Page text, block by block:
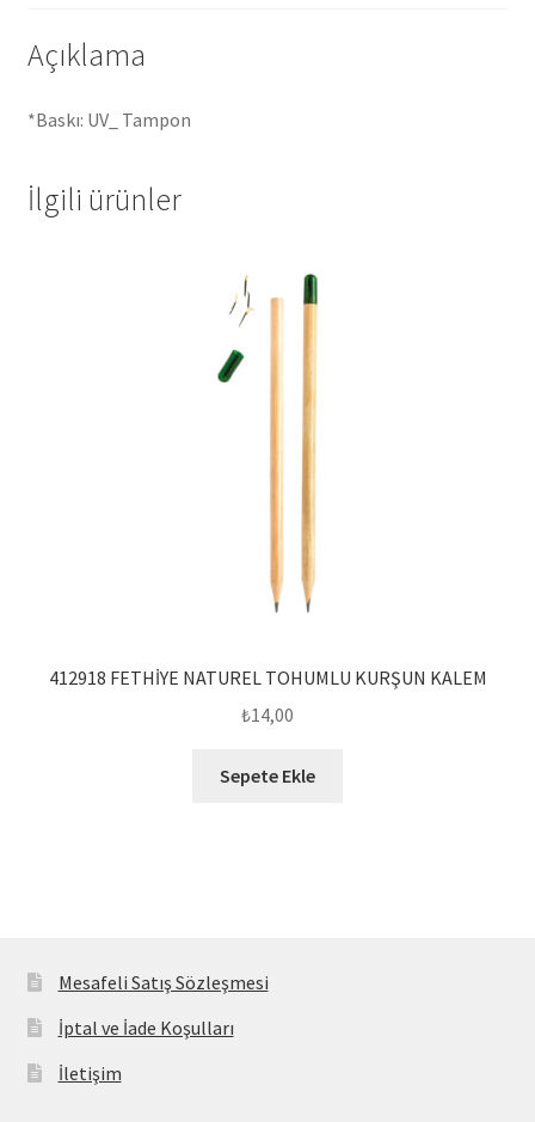
Açıklama
*Baskı: UV_ Tampon
İlgili ürünler
412918 FETHİYE NATUREL TOHUMLU KURŞUN KALEM
₺14,00
Sepete Ekle
Mesafeli Satış Sözleşmesi
İptal ve İade Koşulları
İletişim